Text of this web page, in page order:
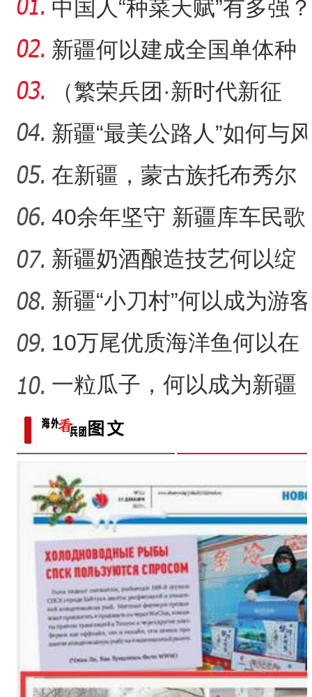
标题：新“食”尚！“小份
中国人“种菜天赋”有多强？
戈壁荒漠变“智慧农场
新疆何以建成全国单体种
植面积最大油莎豆示范基
地
（繁荣兵团·新时代新征
程）沙漠瀚海中的新疆兵
团
新疆“最美公路人”如何与风
沙“硬碰硬”？
在新疆，蒙古族托布秀尔
音乐何以传承不息？
40余年坚守 新疆库车民歌
传承人用歌声展现非遗魅
力
新疆奶酒酿造技艺何以绽
放光彩？
新疆“小刀村”何以成为游客
体验非遗技艺打卡地？
10万尾优质海洋鱼何以在
新疆沙漠里安家？
一粒瓜子，何以成为新疆
的名片？